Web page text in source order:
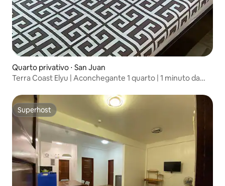
Quarto privativo ⋅ San Juan
Terra Coast Elyu | Aconchegante 1 quarto | 1 minuto da
Superhost
Superhost